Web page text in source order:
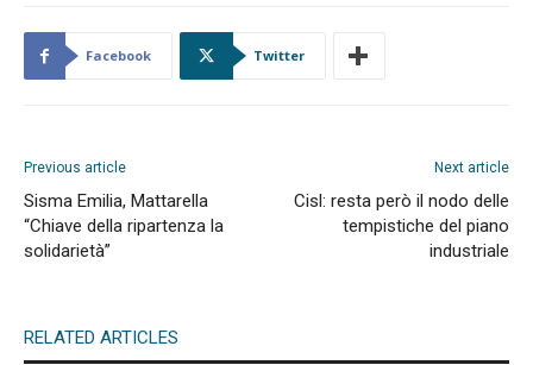
Facebook Twitter
Previous article
Sisma Emilia, Mattarella
“Chiave della ripartenza la
solidarietà”
Next article
Cisl: resta però il nodo delle
tempistiche del piano
industriale
RELATED ARTICLES